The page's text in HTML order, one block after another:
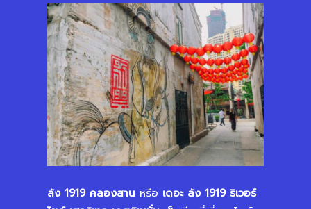
ล้ง 1919 คลองสาน หรือ เดอะ ล้ง 1919 ริเวอร์